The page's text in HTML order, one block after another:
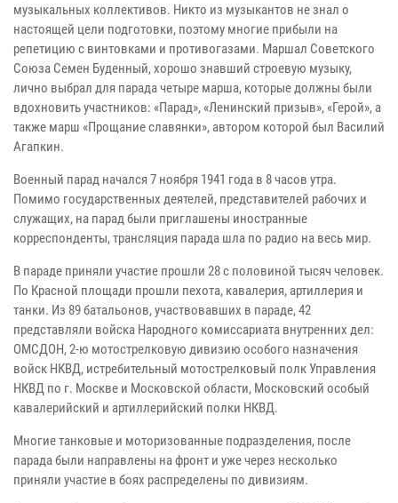
музыкальных коллективов. Никто из музыкантов не знал о
настоящей цели подготовки, поэтому многие прибыли на
репетицию с винтовками и противогазами. Маршал Советского
Союза Семен Буденный, хорошо знавший строевую музыку,
лично выбрал для парада четыре марша, которые должны были
вдохновить участников: «Парад», «Ленинский призыв», «Герой», а
также марш «Прощание славянки», автором которой был Василий
Агапкин.
Военный парад начался 7 ноября 1941 года в 8 часов утра.
Помимо государственных деятелей, представителей рабочих и
служащих, на парад были приглашены иностранные
корреспонденты, трансляция парада шла по радио на весь мир.
В параде приняли участие прошли 28 с половиной тысяч человек.
По Красной площади прошли пехота, кавалерия, артиллерия и
танки. Из 89 батальонов, участвовавших в параде, 42
представляли войска Народного комиссариата внутренних дел:
ОМСДОН, 2-ю мотострелковую дивизию особого назначения
войск НКВД, истребительный мотострелковый полк Управления
НКВД по г. Москве и Московской области, Московский особый
кавалерийский и артиллерийский полки НКВД.
Многие танковые и моторизованные подразделения, после
парада были направлены на фронт и уже через несколько
приняли участие в боях распределены по дивизиям.